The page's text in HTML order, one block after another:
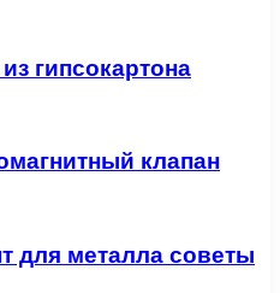
гипсокартона
клапан
для металла советы